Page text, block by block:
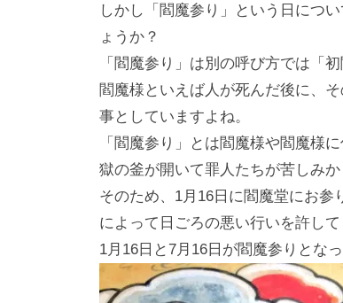
しかし「閻魔参り」という日につ
ょうか？
「閻魔参り」は別の呼び方では「
閻魔様といえば人が死んだ後に、
事としていますよね。
「閻魔参り」とは閻魔様や閻魔様
獄の釜が開いて罪人たちが苦しみ
そのため、1月16日に閻魔堂にお参
によって日ごろの悪い行いを許し
1月16日と7月16日が閻魔参りとな